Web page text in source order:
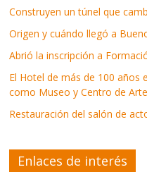
Construyen un túnel que
Origen y cuándo llegó a
Abrió la inscripción a
El Hotel de más de 100 años
como Museo y Centro de
Restauración del salón de
Enlaces de interés